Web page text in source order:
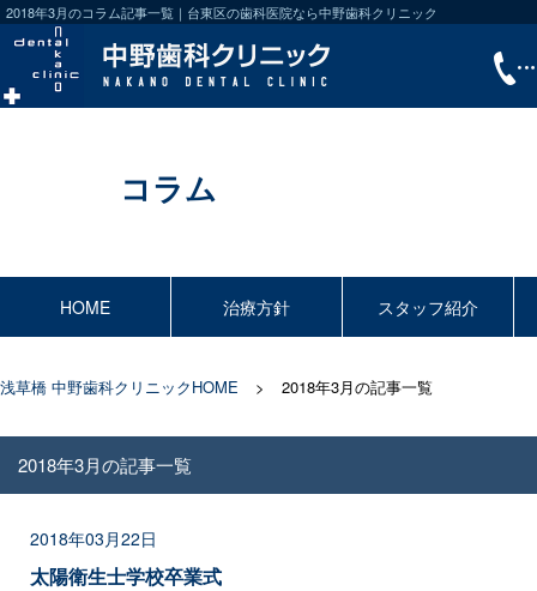
2018年3月のコラム記事一覧｜台東区の歯科医院なら中野歯科クリニック
コラム
HOME 治療方針 スタッフ紹介
浅草橋 中野歯科クリニックHOME 2018年3月の記事一覧
2018年3月の記事一覧
2018年03月22日
太陽衛生士学校卒業式